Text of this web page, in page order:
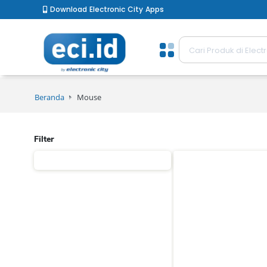
Download Electronic City Apps
Beranda Mouse
Filter